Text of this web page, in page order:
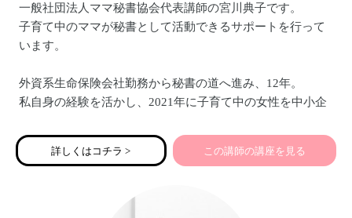
一般社団法人ママ秘書協会代表講師の宮川典子です。
子育て中のママが秘書として活動できるサポートを行って
います。
外資系生命保険会社勤務から秘書の道へ進み、12年。
私自身の経験を活かし、2021年に子育て中の女性を中小企
ート。
2023年4月に「一般社団法人ママ秘書協会」を設立。
理念に、活動しています。
詳しくはコチラ > この講師の講座を見る